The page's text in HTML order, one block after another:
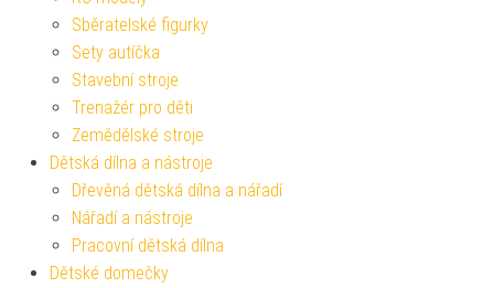
Sběratelské figurky
Sety autíčka
Stavební stroje
Trenažér pro děti
Zemědělské stroje
Dětská dílna a nástroje
Dřevěná dětská dílna a nářadí
Nářadí a nástroje
Pracovní dětská dílna
Dětské domečky